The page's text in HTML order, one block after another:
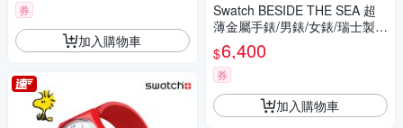
券
加入購物車
Swatch BESIDE THE SEA 超
薄金屬手錶/男錶/女錶/瑞士製造
SS07S148 (42mm)
$6,400
券
加入購物車